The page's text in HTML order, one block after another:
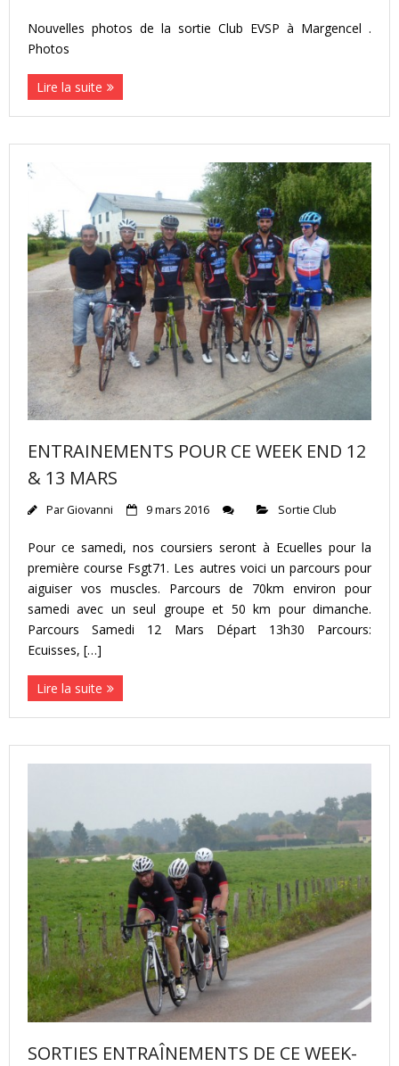
Nouvelles photos de la sortie Club EVSP à Margencel .
Photos
Lire la suite
ENTRAINEMENTS POUR CE WEEK END 12
& 13 MARS
ParGiovanni 9 mars 2016 Sortie Club
Pour ce samedi, nos coursiers seront à Ecuelles pour la
première course Fsgt71. Les autres voici un parcours pour
aiguiser vos muscles. Parcours de 70km environ pour
samedi avec un seul groupe et 50 km pour dimanche.
Parcours Samedi 12 Mars Départ 13h30 Parcours:
Ecuisses, […]
Lire la suite
SORTIES ENTRAÎNEMENTS DE CE WEEK-